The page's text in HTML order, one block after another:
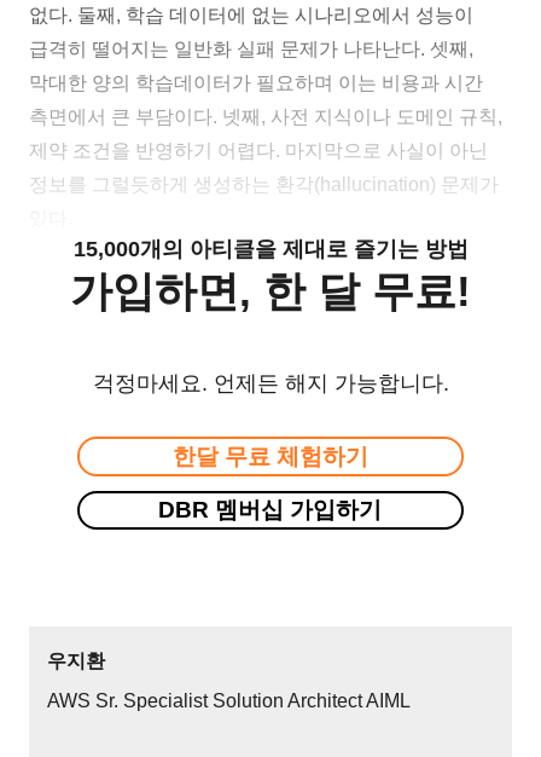
없다. 둘째, 학습 데이터에 없는 시나리오에서 성능이
급격히 떨어지는 일반화 실패 문제가 나타난다. 셋째,
막대한 양의 학습데이터가 필요하며 이는 비용과 시간
측면에서 큰 부담이다. 넷째, 사전 지식이나 도메인 규칙,
제약 조건을 반영하기 어렵다. 마지막으로 사실이 아닌
정보를 그럴듯하게 생성하는 환각(hallucination) 문제가
15,000개의 아티클을 제대로 즐기는 방법
가입하면, 한 달 무료!
걱정마세요. 언제든 해지 가능합니다.
한달 무료 체험하기
DBR 멤버십 가입하기
우지환
AWS Sr. Specialist Solution Architect AIML